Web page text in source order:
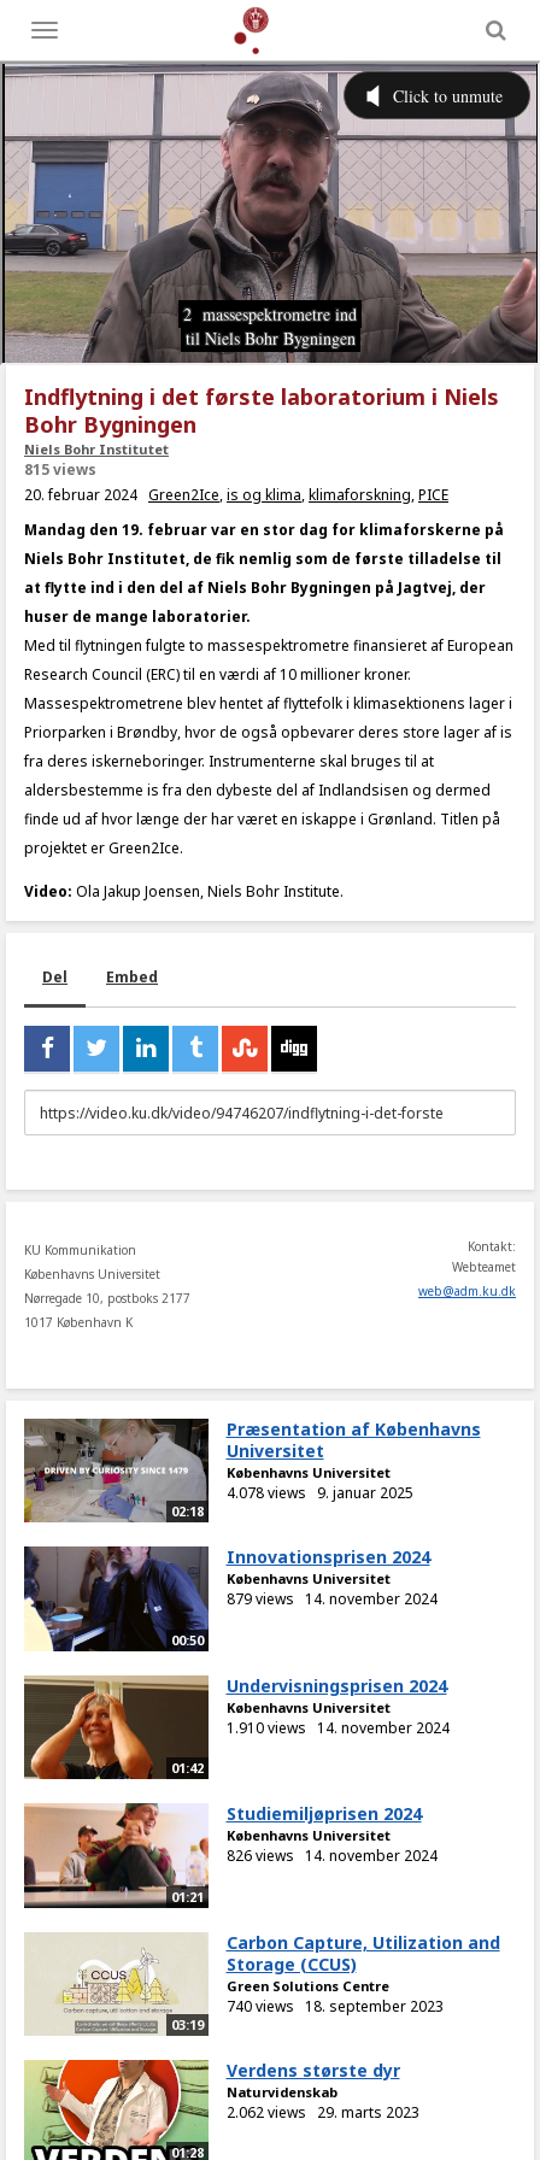
Toggle
menu
Indflytning i det første laboratorium i Niels
Bohr Bygningen
Niels Bohr Institutet
815 views
20. februar 2024 Green2Ice,is og klima,klimaforskning,PICE
Mandag den 19. februar var en stor dag for klimaforskerne på
Niels Bohr Institutet, de fik nemlig som de første tilladelse til
at flytte ind i den del af Niels Bohr Bygningen på Jagtvej, der
huser de mange laboratorier.
Med til flytningen fulgte to massespektrometre finansieret af European
Research Council (ERC) til en værdi af 10 millioner kroner.
Massespektrometrene blev hentet af flyttefolk i klimasektionens lager i
Priorparken i Brøndby, hvor de også opbevarer deres store lager af is
fra deres iskerneboringer. Instrumenterne skal bruges til at
aldersbestemme is fra den dybeste del af Indlandsisen og dermed
finde ud af hvor længe der har været en iskappe i Grønland. Titlen på
projektet er Green2Ice.
Video: Ola Jakup Joensen, Niels Bohr Institute.
Del Embed
URL
to
KU Kommunikation
Københavns Universitet
Nørregade 10, postboks 2177
1017 København K
Kontakt:
Webteamet
web@adm.ku.dk
02:18
Præsentation af Københavns
Universitet
Københavns Universitet
4.078 views 9. januar 2025
00:50
Innovationsprisen 2024
Københavns Universitet
879 views 14. november 2024
01:42
Undervisningsprisen 2024
Københavns Universitet
1.910 views 14. november 2024
01:21
Studiemiljøprisen 2024
Københavns Universitet
826 views 14. november 2024
03:19
Carbon Capture, Utilization and
Storage (CCUS)
Green Solutions Centre
740 views 18. september 2023
01:28
Verdens største dyr
Naturvidenskab
2.062 views 29. marts 2023